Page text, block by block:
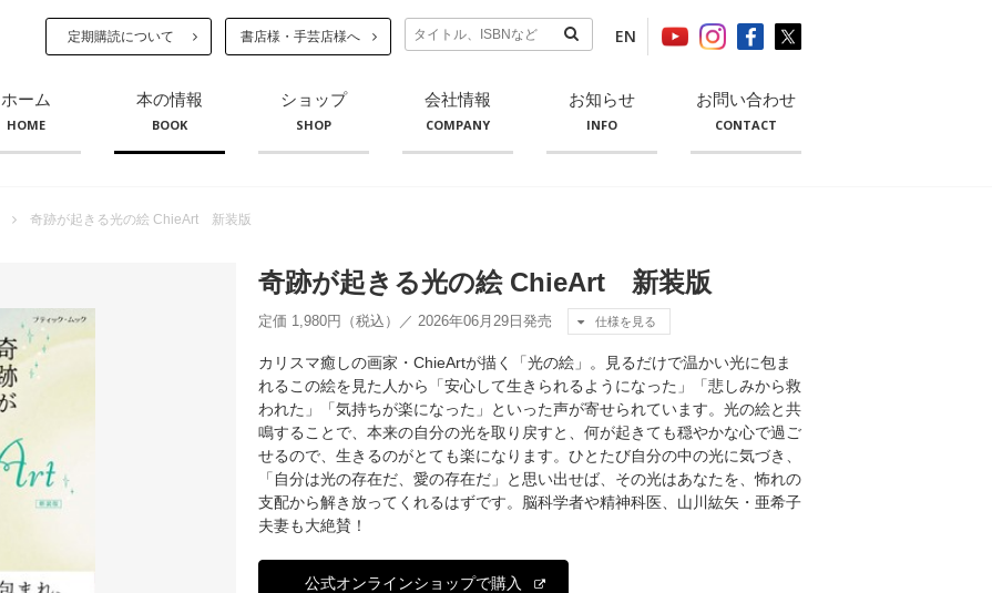
定期購読について 書店様・手芸店様へ EN
ホーム
HOME
本の情報
BOOK
ショップ
SHOP
会社情報
COMPANY
お知らせ
INFO
お問い合わせ
CONTACT
奇跡が起きる光の絵 ChieArt 新装版
奇跡が起きる光の絵 ChieArt 新装版
定価 1,980円（税込）／ 2026年06月29日発売 仕様を見る
カリスマ癒しの画家・ChieArtが描く「光の絵」。見るだけで温かい光に包ま
れるこの絵を見た人から「安心して生きられるようになった」「悲しみから救
われた」「気持ちが楽になった」といった声が寄せられています。光の絵と共
鳴することで、本来の自分の光を取り戻すと、何が起きても穏やかな心で過ご
せるので、生きるのがとても楽になります。ひとたび自分の中の光に気づき、
「自分は光の存在だ、愛の存在だ」と思い出せば、その光はあなたを、怖れの
支配から解き放ってくれるはずです。脳科学者や精神科医、山川紘矢・亜希子
夫妻も大絶賛！
公式オンラインショップで購入